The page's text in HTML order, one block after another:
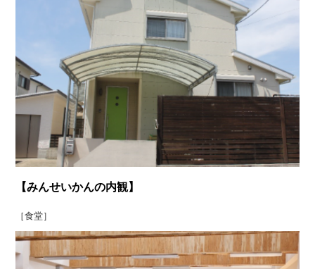
【みんせいかんの内観】
［食堂］